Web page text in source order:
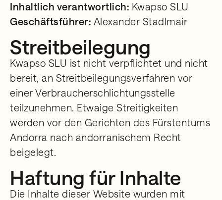
Inhaltlich verantwortlich: Kwapso SLU
Geschäftsführer: Alexander Stadlmair
Streitbeilegung
Kwapso SLU ist nicht verpflichtet und nicht
bereit, an Streitbeilegungsverfahren vor
einer Verbraucherschlichtungsstelle
teilzunehmen. Etwaige Streitigkeiten
werden vor den Gerichten des Fürstentums
Andorra nach andorranischem Recht
beigelegt.
Haftung für Inhalte
Die Inhalte dieser Website wurden mit